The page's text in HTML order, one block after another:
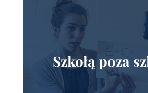
Szkołą poza